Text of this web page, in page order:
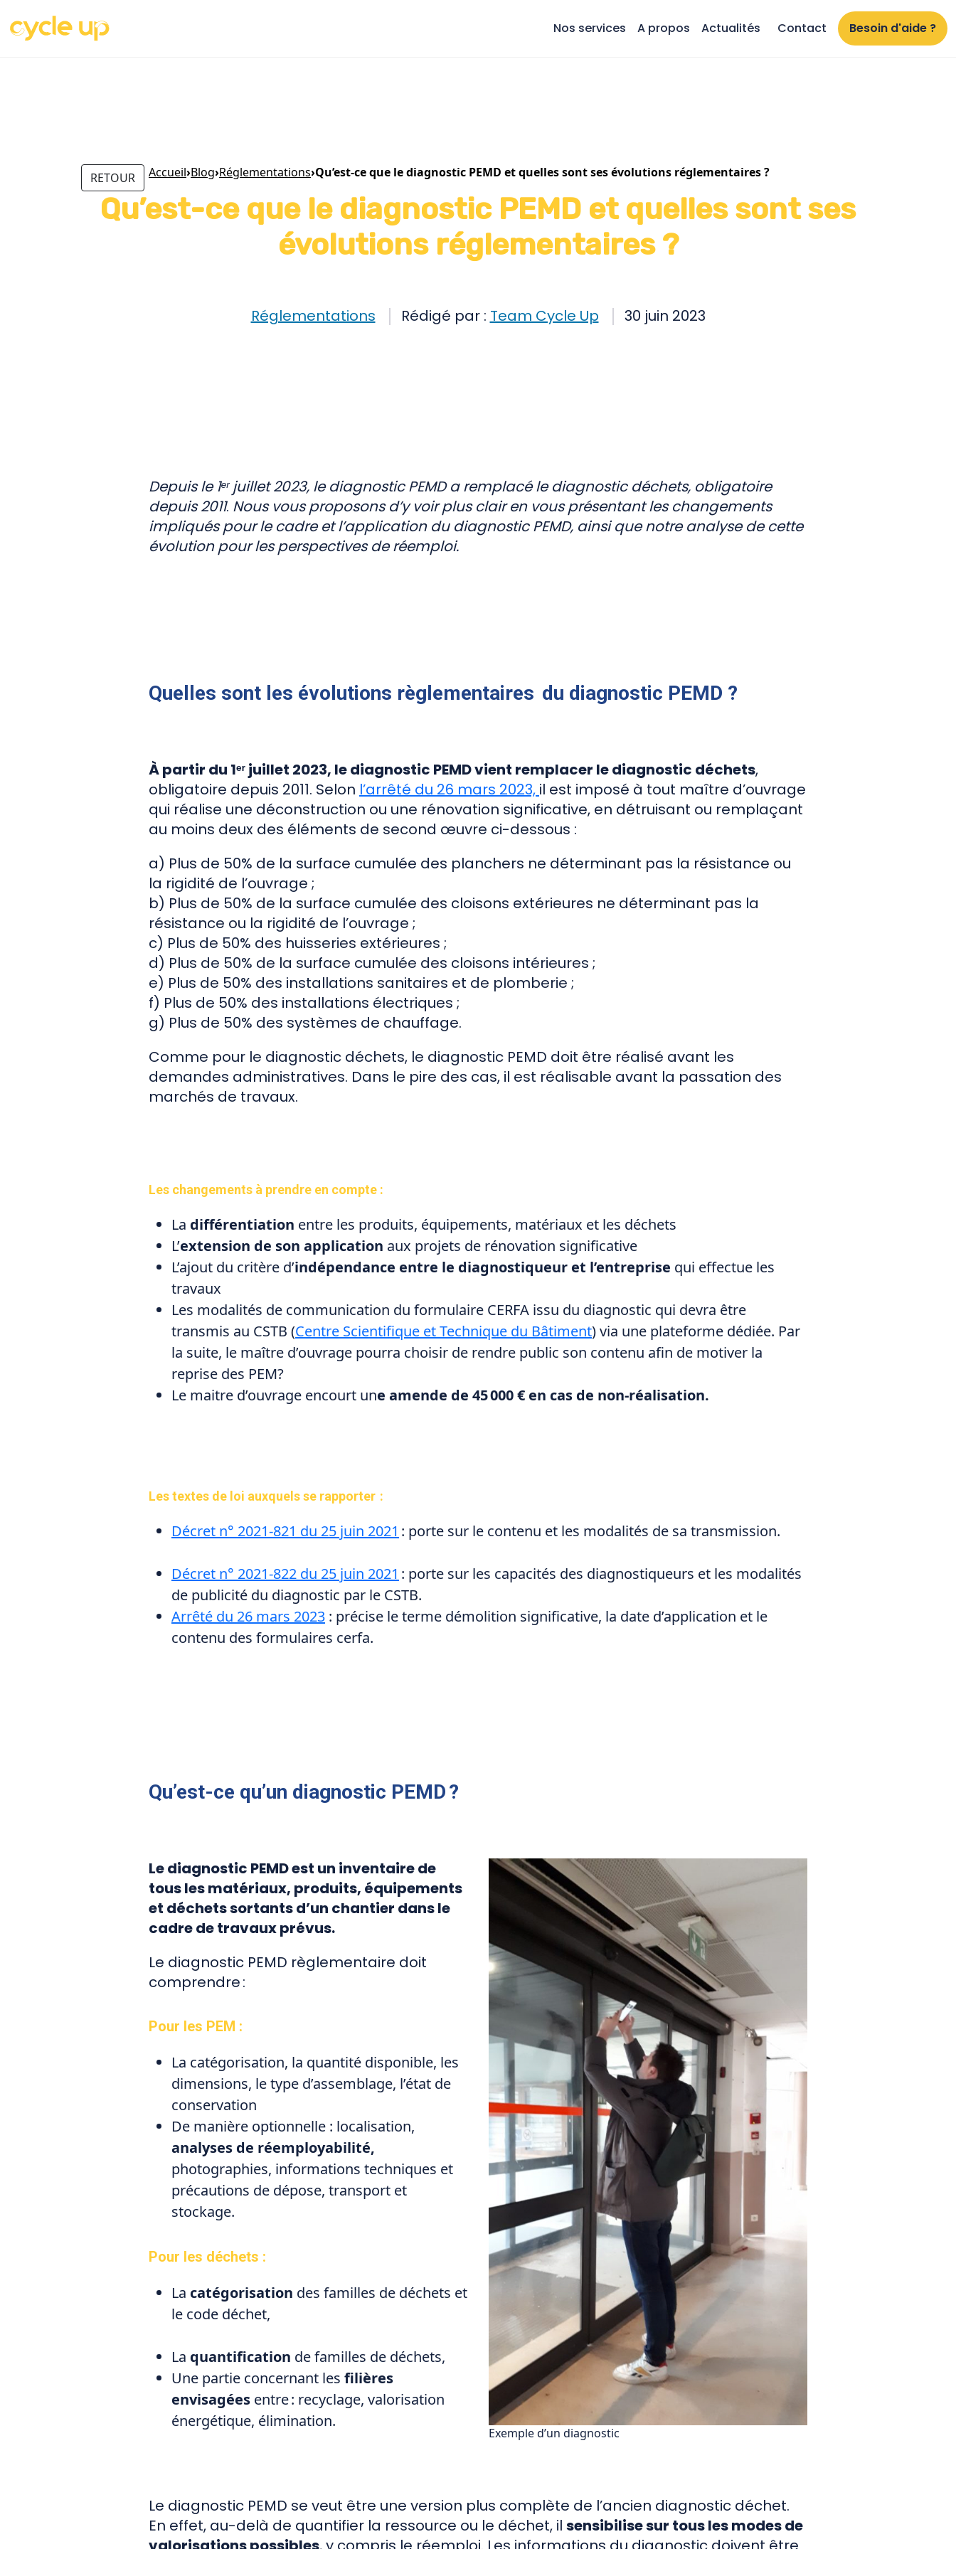
Nos services A propos Actualités Contact Besoin d'aide ?
RETOUR
Qu’est-ce que le diagnostic PEMD et quelles sont ses
évolutions réglementaires ?
Réglementations Rédigé par : Team Cycle Up 30 juin 2023
Accueil›Blog›Réglementations›Qu’est-ce que le diagnostic PEMD et quelles sont ses évolutions réglementaires ?
Depuis le 1ᵉʳ juillet 2023, le diagnostic PEMD a remplacé le diagnostic déchets, obligatoire
depuis 2011. Nous vous proposons d’y voir plus clair en vous présentant les changements
impliqués pour le cadre et l’application du diagnostic PEMD, ainsi que notre analyse de cette
évolution pour les perspectives de réemploi.
Quelles sont les évolutions règlementaires du diagnostic PEMD ?
À partir du 1ᵉʳ juillet 2023, le diagnostic PEMD vient remplacer le diagnostic déchets,
obligatoire depuis 2011. Selon l’arrêté du 26 mars 2023, il est imposé à tout maître d’ouvrage
qui réalise une déconstruction ou une rénovation significative, en détruisant ou remplaçant
au moins deux des éléments de second œuvre ci-dessous :
a) Plus de 50% de la surface cumulée des planchers ne déterminant pas la résistance ou
la rigidité de l’ouvrage ;
b) Plus de 50% de la surface cumulée des cloisons extérieures ne déterminant pas la
résistance ou la rigidité de l’ouvrage ;
c) Plus de 50% des huisseries extérieures ;
d) Plus de 50% de la surface cumulée des cloisons intérieures ;
e) Plus de 50% des installations sanitaires et de plomberie ;
f) Plus de 50% des installations électriques ;
g) Plus de 50% des systèmes de chauffage.
Comme pour le diagnostic déchets, le diagnostic PEMD doit être réalisé avant les
demandes administratives. Dans le pire des cas, il est réalisable avant la passation des
marchés de travaux.
Les changements à prendre en compte :
La différentiation entre les produits, équipements, matériaux et les déchets
L’extension de son application aux projets de rénovation significative
L’ajout du critère d’indépendance entre le diagnostiqueur et l’entreprise qui effectue les
travaux
Les modalités de communication du formulaire CERFA issu du diagnostic qui devra être
transmis au CSTB (Centre Scientifique et Technique du Bâtiment) via une plateforme dédiée. Par
la suite, le maître d’ouvrage pourra choisir de rendre public son contenu afin de motiver la
reprise des PEM?
Le maitre d’ouvrage encourt une amende de 45 000 € en cas de non-réalisation.
Les textes de loi auxquels se rapporter :
Décret n° 2021-821 du 25 juin 2021 : porte sur le contenu et les modalités de sa transmission.
Décret n° 2021-822 du 25 juin 2021 : porte sur les capacités des diagnostiqueurs et les modalités
de publicité du diagnostic par le CSTB.
Arrêté du 26 mars 2023 : précise le terme démolition significative, la date d’application et le
contenu des formulaires cerfa.
Qu’est-ce qu’un diagnostic PEMD ?
Le diagnostic PEMD est un inventaire de
tous les matériaux, produits, équipements
et déchets sortants d’un chantier dans le
cadre de travaux prévus.
Le diagnostic PEMD règlementaire doit
comprendre :
Pour les PEM :
La catégorisation, la quantité disponible, les
dimensions, le type d’assemblage, l’état de
conservation
De manière optionnelle : localisation,
analyses de réemployabilité,
photographies, informations techniques et
précautions de dépose, transport et
stockage.
Pour les déchets :
La catégorisation des familles de déchets et
le code déchet,
La quantification de familles de déchets,
Une partie concernant les filières
envisagées entre : recyclage, valorisation
énergétique, élimination.
Exemple d’un diagnostic
Le diagnostic PEMD se veut être une version plus complète de l’ancien diagnostic déchet.
En effet, au-delà de quantifier la ressource ou le déchet, il sensibilise sur tous les modes de